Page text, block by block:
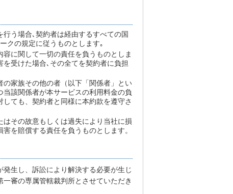
う場合､契約者は経由するすべての国
クの規定に従うものとします｡
に関して一切の責任を負うものとしま
受けた場合､その全てを契約者に負担
家族その他の者（以下「関係者」とい
該関係者が本サービスの利用料金の負
ても、契約者と同様に本約款を遵守さ
その故意もしくは過失により当社に損
を賠償する責任を負うものとします。
生し、訴訟により解決する必要が生じ
審の専属管轄裁判所とさせていただき